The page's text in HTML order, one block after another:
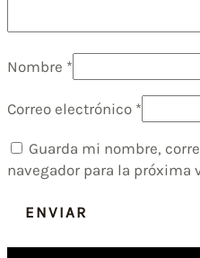
Nombre *
Correo electrónico *
Guarda mi nombre,
navegador para la próxima